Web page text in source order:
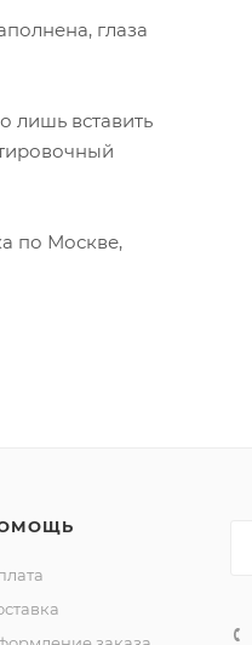
глаза
лишь вставить
по Москве,